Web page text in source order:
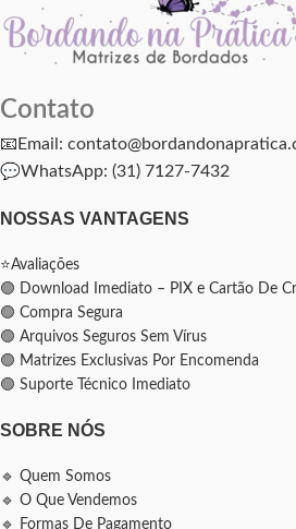
Contato
📧Email:
💬WhatsApp: (31) 7127-7432
NOSSAS VANTAGENS
⭐Avaliações
🟢 Download Imediato – PIX e Cartão De
🟢 Compra Segura
🟢 Arquivos Seguros Sem Vírus
🟢 Matrizes Exclusivas Por Encomenda
🟢 Suporte Técnico Imediato
SOBRE NÓS
🔹 Quem Somos
🔹 O Que Vendemos
🔹 Formas De Pagamento